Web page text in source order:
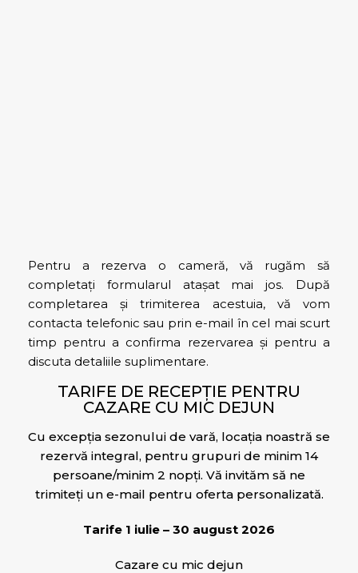
Pentru a rezerva o cameră, vă rugăm să
completați formularul atașat mai jos. După
completarea și trimiterea acestuia, vă vom
contacta telefonic sau prin e-mail în cel mai scurt
timp pentru a confirma rezervarea și pentru a
discuta detaliile suplimentare.
TARIFE DE RECEPȚIE PENTRU
CAZARE CU MIC DEJUN
Cu excepția sezonului de vară, locația noastră se
rezervă integral, pentru grupuri de minim 14
persoane/minim 2 nopți. Vă invităm să ne
trimiteți un e-mail pentru oferta personalizată.
Tarife 1 iulie – 30 august 2026
Cazare cu mic dejun